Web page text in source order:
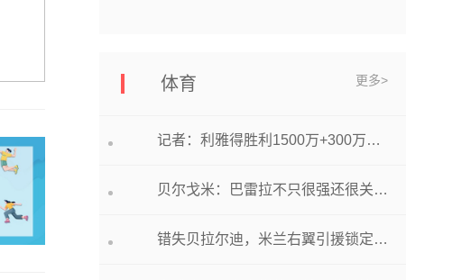
体育 更多>
记者：利雅得胜利1500万+300万欧报价B罗，国米想要2700万 世界看点
贝尔戈米：巴雷拉不只很强还很关键，国米不能考虑出售他
错失贝拉尔迪，米兰右翼引援锁定3小妖，各有各的好，各有各的难